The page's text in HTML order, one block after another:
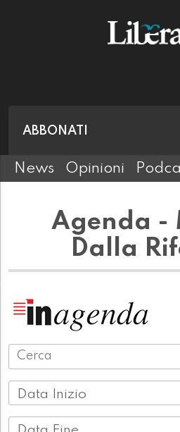
ABBONATI
News Opinioni
Agenda -
Dalla
Data Inizio